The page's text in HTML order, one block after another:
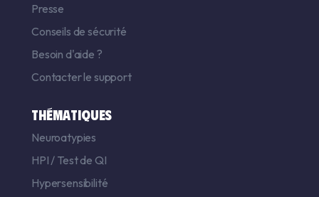
Presse
Conseils de sécurité
Besoin d'aide ?
Contacter le support
THÉMATIQUES
Neuroatypies
HPI / Test de QI
Hypersensibilité